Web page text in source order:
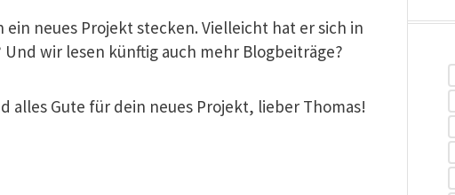
neues Projekt stecken. Vielleicht hat er sich in
wir lesen künftig auch mehr Blogbeiträge?
alles Gute für dein neues Projekt, lieber Thomas!